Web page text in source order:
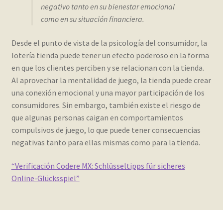
negativo tanto en su bienestar emocional
como en su situación financiera.
Desde el punto de vista de la psicología del consumidor, la
lotería tienda puede tener un efecto poderoso en la forma
en que los clientes perciben y se relacionan con la tienda.
Al aprovechar la mentalidad de juego, la tienda puede crear
una conexión emocional y una mayor participación de los
consumidores. Sin embargo, también existe el riesgo de
que algunas personas caigan en comportamientos
compulsivos de juego, lo que puede tener consecuencias
negativas tanto para ellas mismas como para la tienda.
“Verificación Codere MX: Schlüsseltipps für sicheres
Online-Glücksspiel”